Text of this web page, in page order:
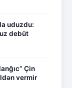
uduzdu:
debüt
Çin
vermir